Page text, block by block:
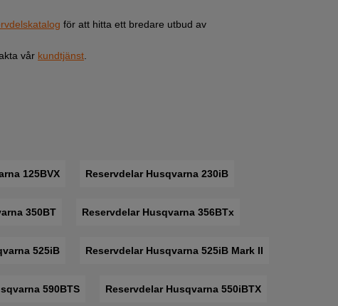
för att hitta ett bredare utbud av
vår kundtjänst.
125BVX Reservdelar Husqvarna 230iB
350BT Reservdelar Husqvarna 356BTx
525iB Reservdelar Husqvarna 525iB Mark II
590BTS Reservdelar Husqvarna 550iBTX